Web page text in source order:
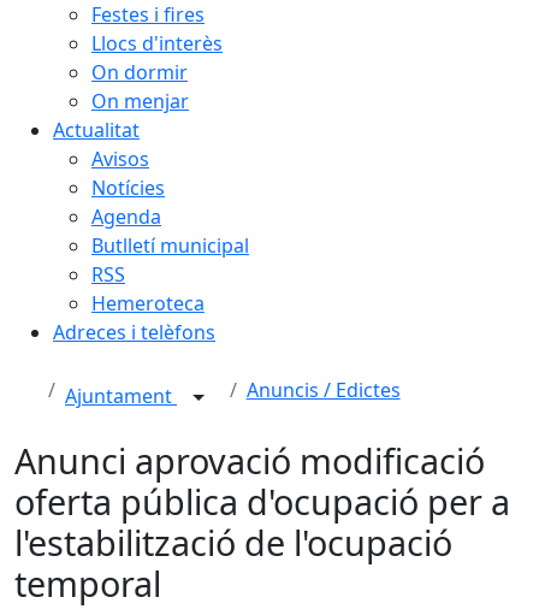
Festes i fires
Llocs d'interès
On dormir
On menjar
Actualitat
Avisos
Notícies
Agenda
Butlletí municipal
RSS
Hemeroteca
Adreces i telèfons
Ajuntament Anuncis / Edictes
Anunci aprovació modificació
oferta pública d'ocupació per a
l'estabilització de l'ocupació
temporal